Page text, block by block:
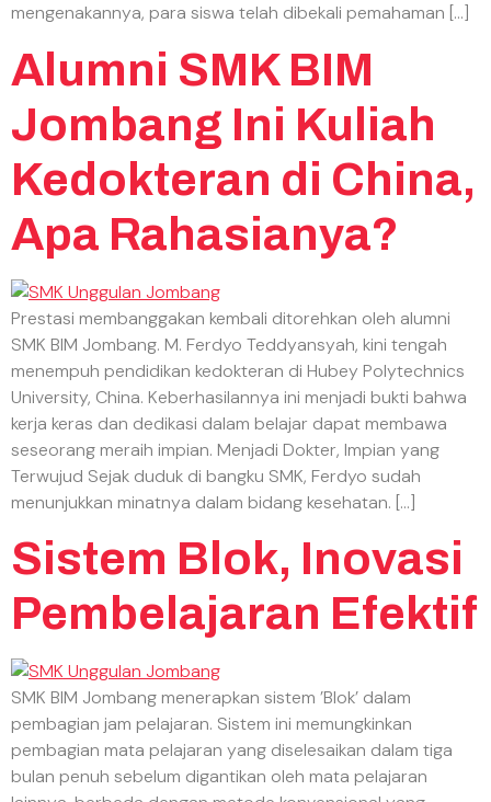
mengenakannya, para siswa telah dibekali pemahaman […]
Alumni SMK BIM
Jombang Ini Kuliah
Kedokteran di China,
Apa Rahasianya?
Prestasi membanggakan kembali ditorehkan oleh alumni
SMK BIM Jombang. M. Ferdyo Teddyansyah, kini tengah
menempuh pendidikan kedokteran di Hubey Polytechnics
University, China. Keberhasilannya ini menjadi bukti bahwa
kerja keras dan dedikasi dalam belajar dapat membawa
seseorang meraih impian. Menjadi Dokter, Impian yang
Terwujud Sejak duduk di bangku SMK, Ferdyo sudah
menunjukkan minatnya dalam bidang kesehatan. […]
Sistem Blok, Inovasi
Pembelajaran Efektif
SMK BIM Jombang menerapkan sistem ’Blok’ dalam
pembagian jam pelajaran. Sistem ini memungkinkan
pembagian mata pelajaran yang diselesaikan dalam tiga
bulan penuh sebelum digantikan oleh mata pelajaran